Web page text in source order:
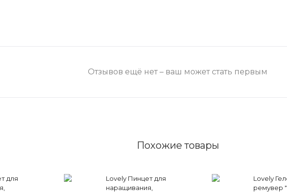
Отзывов ещё нет – ваш может стать первым
Похожие товары
для
Lovely Пинцет для
наращивания,
Lovely
ремувер